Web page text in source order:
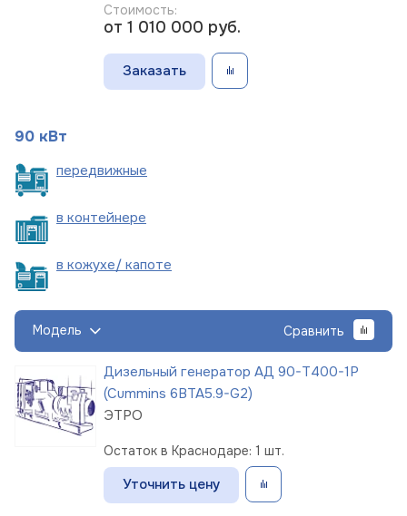
Стоимость:
от 1 010 000 руб.
Заказать
90 кВт
передвижные
в контейнере
в кожухе/ капоте
Модель Сравнить
Дизельный генератор АД 90-Т400-1Р
(Cummins 6BTA5.9-G2)
ЭТРО
Остаток в Краснодаре: 1 шт.
Уточнить цену